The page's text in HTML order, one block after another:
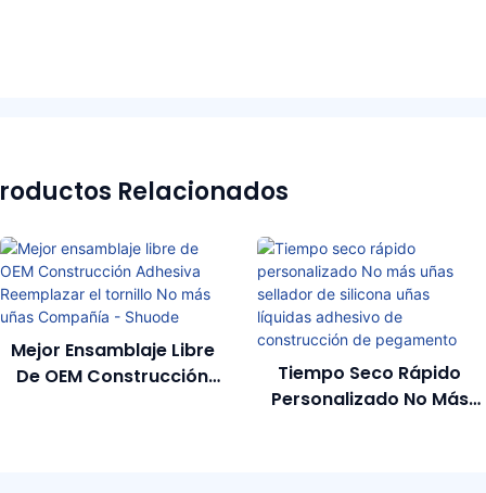
Relacionados
Mejor Ensamblaje Libre
De OEM Construcción
Tiempo Seco Rápido
Personalizado No Más